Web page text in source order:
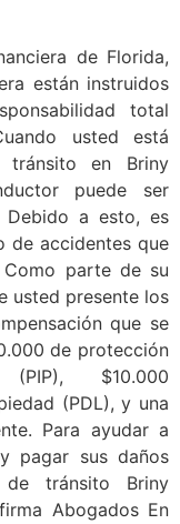
de Florida,
están instruidos
total
usted está
tránsito en Briny
puede ser
Debido a esto, es
de accidentes que
parte de su
usted presente los
que se
de protección
$10.000
(PDL), y una
Para ayudar a
pagar sus daños
de tránsito Briny
Abogados En